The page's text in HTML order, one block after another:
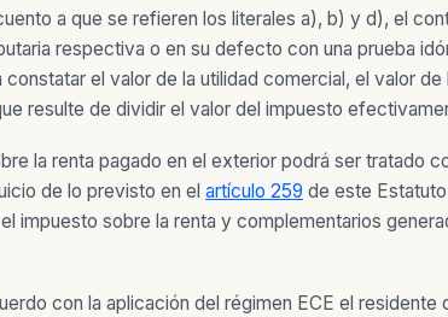
a que se refieren los literales a), b) y d), el
respectiva o en su defecto con una prueba
el valor de la utilidad comercial, el valor
resulte de dividir el valor del impuesto
la renta pagado en el exterior podrá ser tratado
de lo previsto en el artículo 259 de este
impuesto sobre la renta y complementarios
con la aplicación del régimen ECE el